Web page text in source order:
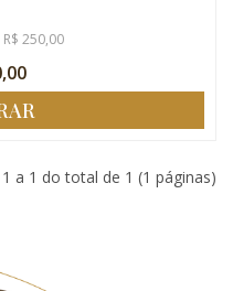
250,00
a 1 do total de 1 (1 páginas)